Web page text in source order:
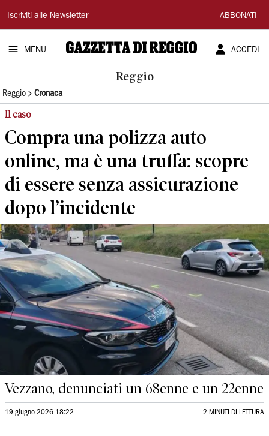
Gazzetta
di
Reggio
Iscriviti alle Newsletter ABBONATI
MENU ACCEDI
Reggio
Reggio Cronaca
Il caso
Compra una polizza auto
online, ma è una truffa: scopre
di essere senza assicurazione
dopo l’incidente
Vezzano, denunciati un 68enne e un 22enne
19 giugno 2026 18:22 2 MINUTI DI LETTURA